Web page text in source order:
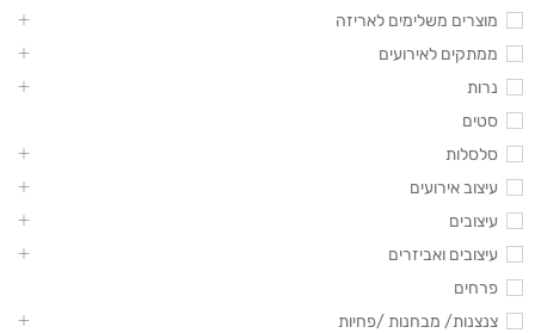
מוצרים משלימים לאריזה
ממתקים לאירועים
נרות
סטים
סלסלות
עיצוב אירועים
עיצובים
עיצובים ואביזרים
פרחים
צנצנות/ מבחנות /פחיות